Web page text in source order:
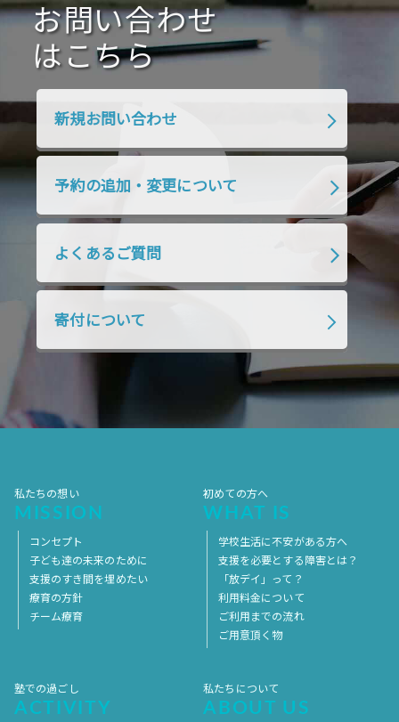
2020年7月 2020年6月 2020年5月
2020年4月 2020年3月 2020年2月
2019年9月
2019年4月
2018年7月 2018年6月
2018年4月 2018年3月 2018年2月
2018年1月 2017年12月
2017年10月 2017年9月 2017年8月
2017年5月
2017年4月
お問い合わせ
はこちら
新規お問い合わせ
予約の追加・変更について
よくあるご質問
寄付について
私たちの想い
MISSION
コンセプト
子ども達の未来のために
支援のすき間を埋めたい
療育の方針
チーム療育
初めての方へ
WHAT IS
学校生活に不安がある方へ
支援を必要とする障害とは？
「放デイ」って？
利用料金について
ご利用までの流れ
ご用意頂く物
塾での過ごし
ACTIVITY
私たちについて
ABOUT US